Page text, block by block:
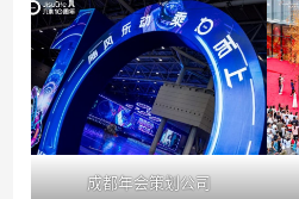
成都年会策划公司